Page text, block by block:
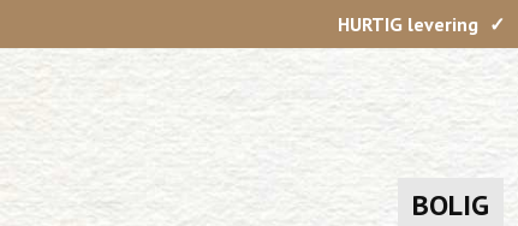
HURTIG levering
BOLIG